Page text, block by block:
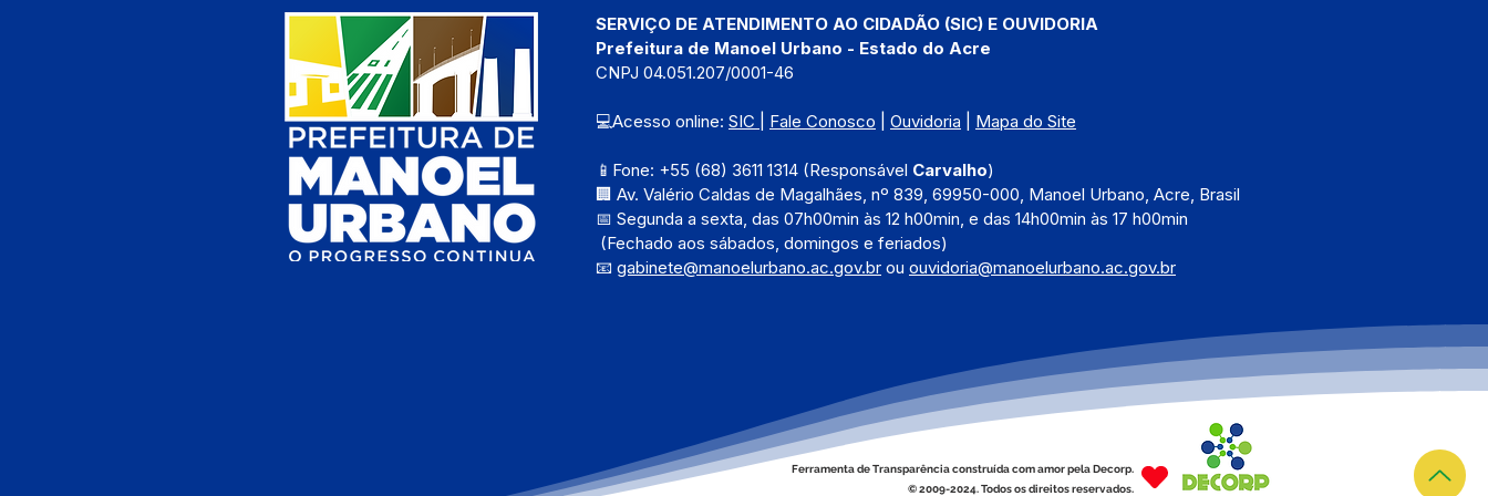
SERVIÇO DE ATENDIMENTO AO CIDADÃO (SIC) E OUVIDORIA
Prefeitura de Manoel Urbano - Estado do Acre
CNPJ 04.051.207/0001-46
💻Acesso online: SIC Fale Conosco Ouvidoria Mapa do Site
📱Fone: +55 (68) 3611 1314 (Responsável Carvalho)
🏢 Av. Valério Caldas de Magalhães, nº 839, 69950-000, Manoel Urbano, Acre, Brasil
📅 Segunda a sexta, das 07h00min às 12 h00min, e das 14h00min às 17 h00min
(Fechado aos sábados, domingos e feriados)
📧 gabinete@manoelurbano.ac.gov.br ou ouvidoria@manoelurbano.ac.gov.br
Ferramenta de Transparência construída com amor pela Decorp.
© 2009-2024. Todos os direitos reservados.